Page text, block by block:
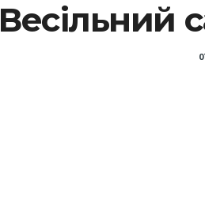
Весільний